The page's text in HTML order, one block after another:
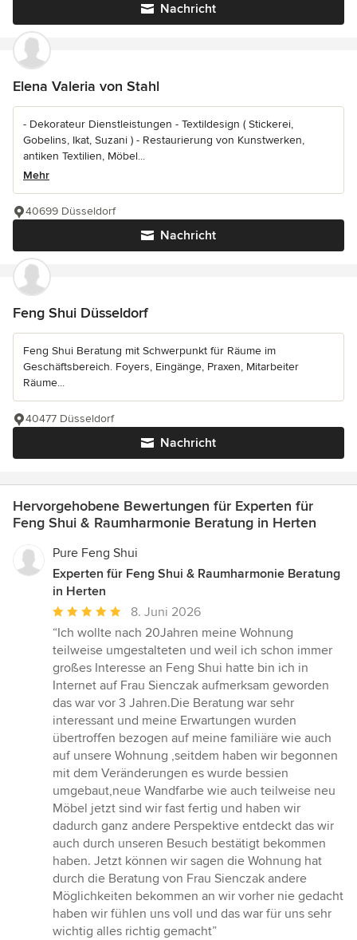
Nachricht
Elena Valeria von Stahl
- Dekorateur Dienstleistungen - Textildesign ( Stickerei,
Gobelins, Ikat, Suzani ) - Restaurierung von Kunstwerken,
antiken Textilien, Möbel...
Mehr
Nachricht
40699 Düsseldorf
Feng Shui Düsseldorf
Feng Shui Beratung mit Schwerpunkt für Räume im
Geschäftsbereich. Foyers, Eingänge, Praxen, Mitarbeiter
Räume...
Nachricht
40477 Düsseldorf
Hervorgehobene Bewertungen für Experten für
Feng Shui & Raumharmonie Beratung in Herten
Pure Feng Shui
Experten für Feng Shui & Raumharmonie Beratung
in Herten
Durchschnittliche
Bewertung:
5
von
5
Sternen
8. Juni 2026
“Ich wollte nach 20Jahren meine Wohnung
teilweise umgestalteten und weil ich schon immer
großes Interesse an Feng Shui hatte bin ich in
Internet auf Frau Sienczak aufmerksam geworden
das war vor 3 Jahren.Die Beratung war sehr
interessant und meine Erwartungen wurden
übertroffen bezogen auf meine familiäre wie auch
auf unsere Wohnung ,seitdem haben wir begonnen
mit dem Veränderungen es wurde bessien
umgebaut,neue Wandfarbe wie auch teilweise neu
Möbel jetzt sind wir fast fertig und haben wir
dadurch ganz andere Perspektive entdeckt das wir
auch durch unseren Besuch bestätigt bekommen
haben. Jetzt können wir sagen die Wohnung hat
durch die Beratung von Frau Sienczak andere
Möglichkeiten bekommen an wir vorher nie gedacht
haben wir fühlen uns voll und das war für uns sehr
wichtig alles richtig gemacht”